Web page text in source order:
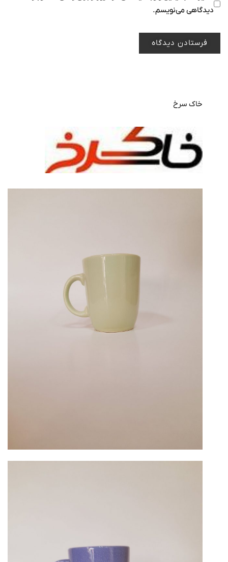
دیدگاهی می‌نویسم.
خاک سرخ